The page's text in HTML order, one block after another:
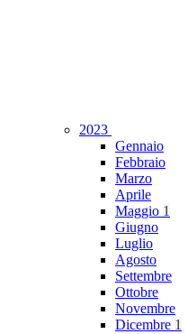
2023
Gennaio
Febbraio
Marzo
Aprile
Maggio 1
Giugno
Luglio
Agosto
Settembre
Ottobre
Novembre
Dicembre 1